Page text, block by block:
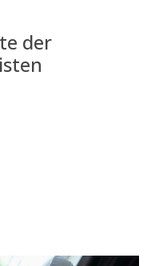
der